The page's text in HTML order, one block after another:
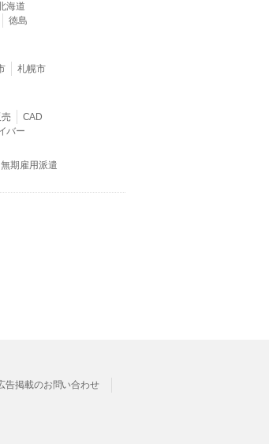
海道
徳島
札幌市
CAD
バー
無期雇用派遣
告掲載のお問い合わせ